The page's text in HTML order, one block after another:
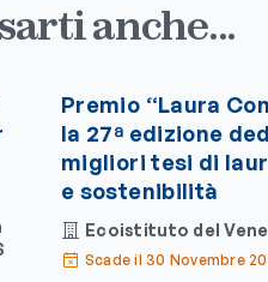
anche...
Premio “Laura
la 27ª edizione
migliori tesi di
e sostenibilità
Ecoistituto del
Scade il 30 Novembre